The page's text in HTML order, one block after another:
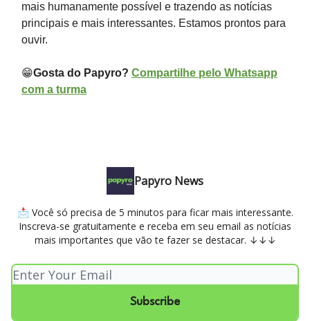
mais humanamente possível e trazendo as notícias
principais e mais interessantes. Estamos prontos para
ouvir.
😁Gosta do Papyro? Compartilhe pelo Whatsapp
com a turma
Papyro News
📩 Você só precisa de 5 minutos para ficar mais interessante.
Inscreva-se gratuitamente e receba em seu email as notícias
mais importantes que vão te fazer se destacar. ↓↓↓